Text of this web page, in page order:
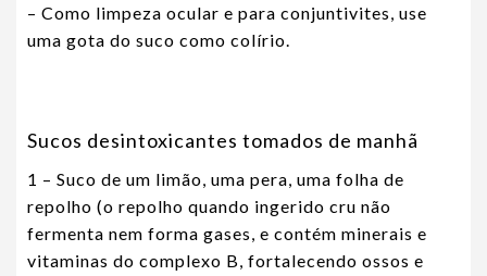
– Como limpeza ocular e para conjuntivites, use
uma gota do suco como colírio.
Sucos desintoxicantes tomados de manhã
1 – Suco de um limão, uma pera, uma folha de
repolho (o repolho quando ingerido cru não
fermenta nem forma gases, e contém minerais e
vitaminas do complexo B, fortalecendo ossos e